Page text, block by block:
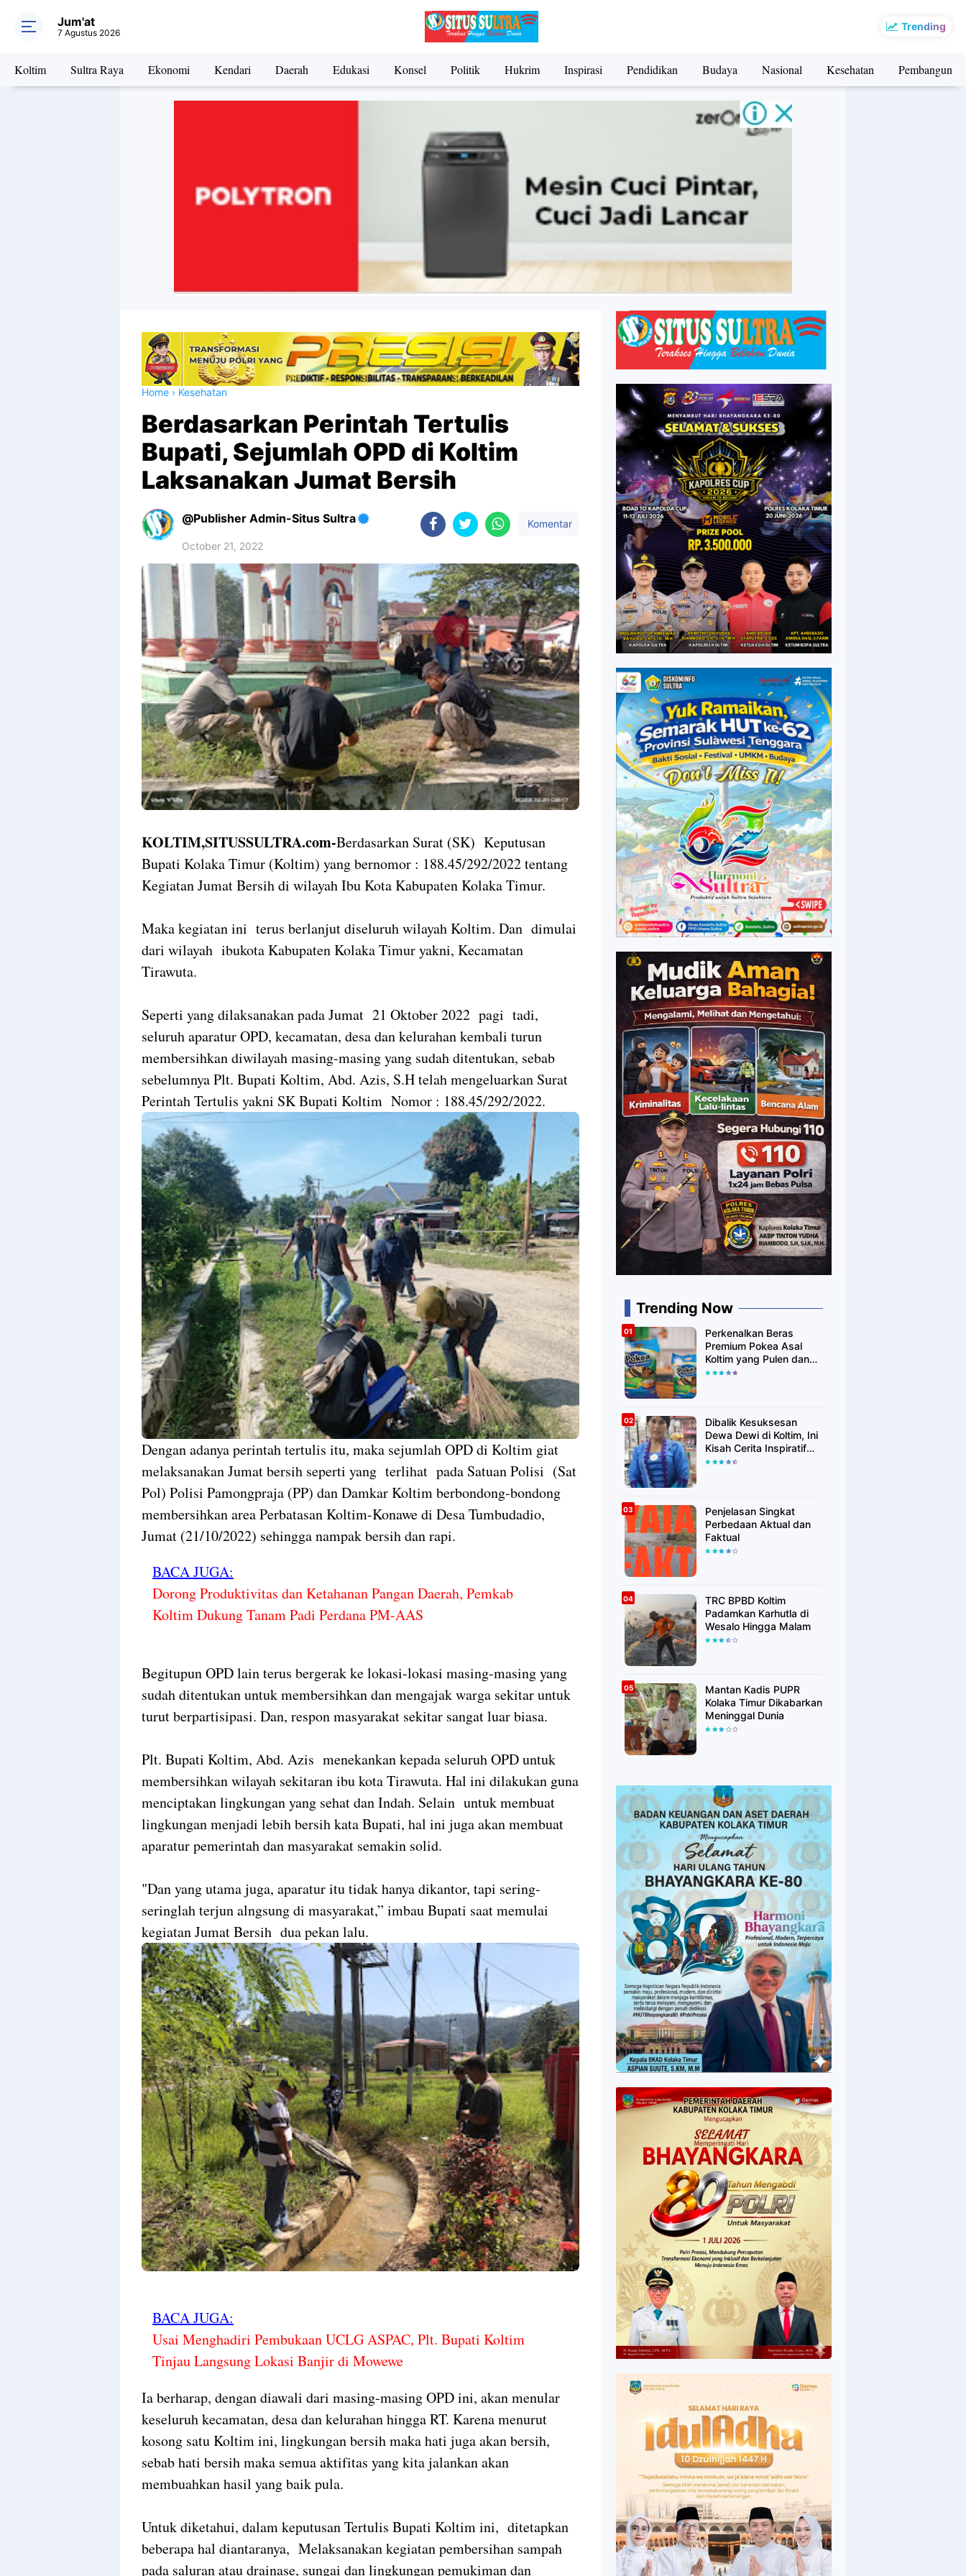
Trending
Jum'at
7 Agustus 2026
Koltim Sultra Raya Ekonomi Kendari Daerah Edukasi Konsel Politik Hukrim Inspirasi Pendidikan Budaya Nasional Kesehatan Pembangunan
Home › Kesehatan
Berdasarkan Perintah Tertulis
Bupati, Sejumlah OPD di Koltim
Laksanakan Jumat Bersih
Publisher Admin-Situs Sultra
October 21, 2022
Komentar
Premium
By
Raushan
Design
With
Shroff
Templates
KOLTIM,SITUSSULTRA.com-Berdasarkan Surat (SK) Keputusan
Bupati Kolaka Timur (Koltim) yang bernomor : 188.45/292/2022 tentang
Kegiatan Jumat Bersih di wilayah Ibu Kota Kabupaten Kolaka Timur.
Maka kegiatan ini terus berlanjut diseluruh wilayah Koltim. Dan dimulai
dari wilayah ibukota Kabupaten Kolaka Timur yakni, Kecamatan
Tirawuta.
Seperti yang dilaksanakan pada Jumat 21 Oktober 2022 pagi tadi,
seluruh aparatur OPD, kecamatan, desa dan kelurahan kembali turun
membersihkan diwilayah masing-masing yang sudah ditentukan, sebab
sebelumnya Plt. Bupati Koltim, Abd. Azis, S.H telah mengeluarkan Surat
Perintah Tertulis yakni SK Bupati Koltim Nomor : 188.45/292/2022.
Dengan adanya perintah tertulis itu, maka sejumlah OPD di Koltim giat
melaksanakan Jumat bersih seperti yang terlihat pada Satuan Polisi (Sat
Pol) Polisi Pamongpraja (PP) dan Damkar Koltim berbondong-bondong
membersihkan area Perbatasan Koltim-Konawe di Desa Tumbudadio,
Jumat (21/10/2022) sehingga nampak bersih dan rapi.
BACA JUGA:
Dorong Produktivitas dan Ketahanan Pangan Daerah, Pemkab
Koltim Dukung Tanam Padi Perdana PM-AAS
Begitupun OPD lain terus bergerak ke lokasi-lokasi masing-masing yang
sudah ditentukan untuk membersihkan dan mengajak warga sekitar untuk
turut berpartisipasi. Dan, respon masyarakat sekitar sangat luar biasa.
Plt. Bupati Koltim, Abd. Azis menekankan kepada seluruh OPD untuk
membersihkan wilayah sekitaran ibu kota Tirawuta. Hal ini dilakukan guna
menciptakan lingkungan yang sehat dan Indah. Selain untuk membuat
lingkungan menjadi lebih bersih kata Bupati, hal ini juga akan membuat
aparatur pemerintah dan masyarakat semakin solid.
"Dan yang utama juga, aparatur itu tidak hanya dikantor, tapi sering-
seringlah terjun alngsung di masyarakat,” imbau Bupati saat memulai
kegiatan Jumat Bersih dua pekan lalu.
BACA JUGA:
Usai Menghadiri Pembukaan UCLG ASPAC, Plt. Bupati Koltim
Tinjau Langsung Lokasi Banjir di Mowewe
Ia berharap, dengan diawali dari masing-masing OPD ini, akan menular
keseluruh kecamatan, desa dan kelurahan hingga RT. Karena menurut
kosong satu Koltim ini, lingkungan bersih maka hati juga akan bersih,
sebab hati bersih maka semua aktifitas yang kita jalankan akan
membuahkan hasil yang baik pula.
Untuk diketahui, dalam keputusan Tertulis Bupati Koltim ini, ditetapkan
beberapa hal diantaranya, Melaksanakan kegiatan pembersihan sampah
pada saluran atau drainase, sungai dan lingkungan pemukiman dan
Trending Now
Perkenalkan Beras
Premium Pokea Asal
Koltim yang Pulen dan
Putih Alami
Dibalik Kesuksesan
Dewa Dewi di Koltim, Ini
Kisah Cerita Inspiratif
Singkatnya
Penjelasan Singkat
Perbedaan Aktual dan
Faktual
TRC BPBD Koltim
Padamkan Karhutla di
Wesalo Hingga Malam
Mantan Kadis PUPR
Kolaka Timur Dikabarkan
Meninggal Dunia